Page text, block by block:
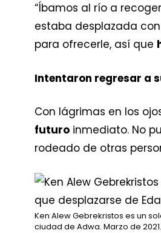
“Íbamos al río a
estaba desplazada
para ofrecerle, así que
Intentaron regresar a
Con lágrimas en los
futuro inmediato. No
rodeado de otras
Ken Alew Gebrekristos es un
ciudad de Adwa. Marzo de 2021.